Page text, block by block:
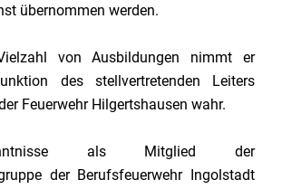
übernommen werden.
von Ausbildungen nimmt er
des stellvertretenden Leiters
Feuerwehr Hilgertshausen wahr.
als Mitglied der
der Berufsfeuerwehr Ingolstadt